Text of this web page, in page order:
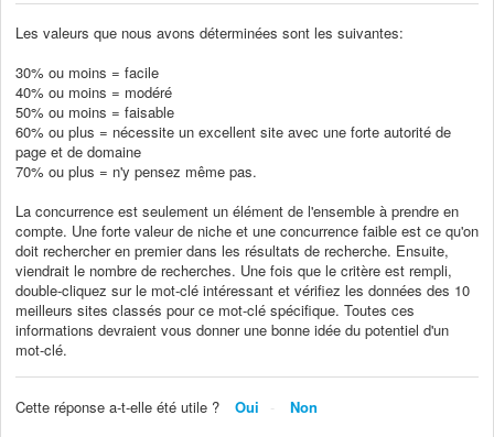
Les valeurs que nous avons déterminées sont les suivantes:
30% ou moins = facile
40% ou moins = modéré
50% ou moins = faisable
60% ou plus = nécessite un excellent site avec une forte autorité de
page et de domaine
70% ou plus = n'y pensez même pas.
La concurrence est seulement un élément de l'ensemble à prendre en
compte. Une forte valeur de niche et une concurrence faible est ce qu'on
doit rechercher en premier dans les résultats de recherche. Ensuite,
viendrait le nombre de recherches. Une fois que le critère est rempli,
double-cliquez sur le mot-clé intéressant et vérifiez les données des 10
meilleurs sites classés pour ce mot-clé spécifique. Toutes ces
informations devraient vous donner une bonne idée du potentiel d'un
mot-clé.
Cette réponse a-t-elle été utile ? Oui Non